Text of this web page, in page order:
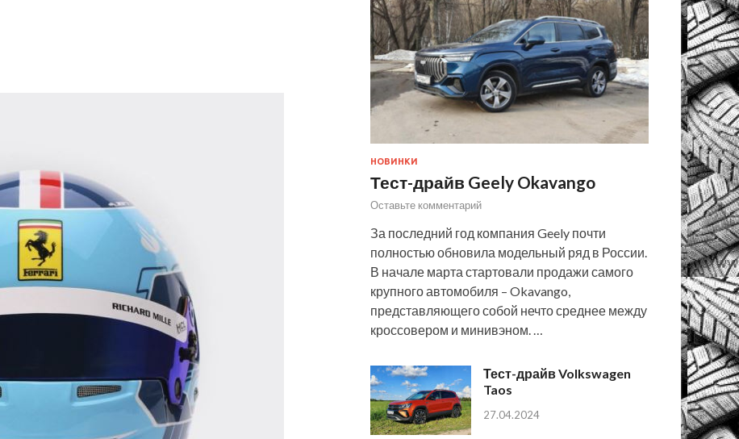
НОВИНКИ
Тест-драйв Geely Okavango
Оставьте комментарий
За последний год компания Geely почти
полностью обновила модельный ряд в России.
В начале марта стартовали продажи самого
крупного автомобиля – Okavango,
представляющего собой нечто среднее между
кроссовером и минивэном. …
Тест-драйв Volkswagen
Taos
27.04.2024